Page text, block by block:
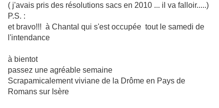
( j'avais pris des résolutions sacs en 2010 ... il va falloir.....)
P.S. :
et bravo!!! à Chantal qui s'est occupée tout le samedi de
l'intendance
à bientot
passez une agréable semaine
Scrapamicalement viviane de la Drôme en Pays de
Romans sur Isère